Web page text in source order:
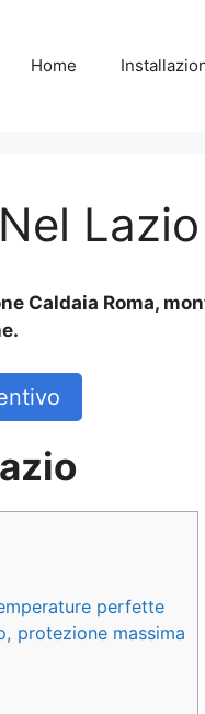
Home
Lazio
Caldaia Roma,
perfette
protezione massima